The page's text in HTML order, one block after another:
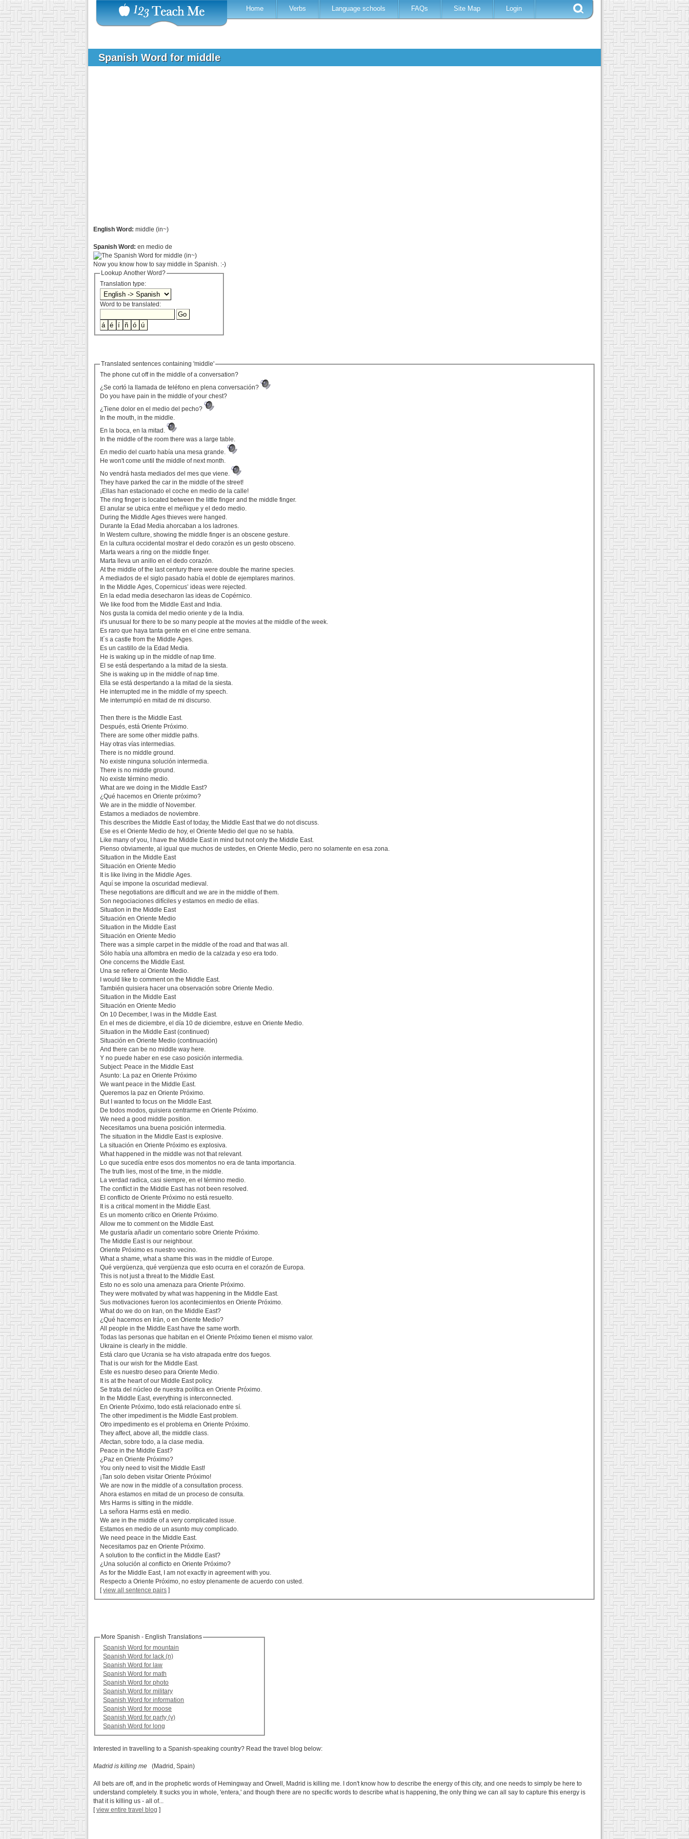
Home Verbs Language schools FAQs Site Map Login
Spanish Word for middle
English Word: middle (in~)
Spanish Word: en medio de
Now you know how to say middle in Spanish. :-)
Lookup Another Word?
Translation type:
Word to be translated:
Translated sentences containing 'middle'
The phone cut off in the middle of a conversation?
¿Se cortó la llamada de teléfono en plena conversación?
Do you have pain in the middle of your chest?
¿Tiene dolor en el medio del pecho?
In the mouth, in the middle.
En la boca, en la mitad.
In the middle of the room there was a large table.
En medio del cuarto había una mesa grande.
He won't come until the middle of next month.
No vendrá hasta mediados del mes que viene.
They have parked the car in the middle of the street!
¡Ellas han estacionado el coche en medio de la calle!
The ring finger is located between the little finger and the middle finger.
El anular se ubica entre el meñique y el dedo medio.
During the Middle Ages thieves were hanged.
Durante la Edad Media ahorcaban a los ladrones.
In Western culture, showing the middle finger is an obscene gesture.
En la cultura occidental mostrar el dedo corazón es un gesto obsceno.
Marta wears a ring on the middle finger.
Marta lleva un anillo en el dedo corazón.
At the middle of the last century there were double the marine species.
A mediados de el siglo pasado había el doble de ejemplares marinos.
In the Middle Ages, Copernicus’ ideas were rejected.
En la edad media desecharon las ideas de Copérnico.
We like food from the Middle East and India.
Nos gusta la comida del medio oriente y de la India.
it's unusual for there to be so many people at the movies at the middle of the week.
Es raro que haya tanta gente en el cine entre semana.
It´s a castle from the Middle Ages.
Es un castillo de la Edad Media.
He is waking up in the middle of nap time.
El se está despertando a la mitad de la siesta.
She is waking up in the middle of nap time.
Ella se está despertando a la mitad de la siesta.
He interrupted me in the middle of my speech.
Me interrumpió en mitad de mi discurso.
Then there is the Middle East.
Después, está Oriente Próximo.
There are some other middle paths.
Hay otras vías intermedias.
There is no middle ground.
No existe ninguna solución intermedia.
There is no middle ground.
No existe término medio.
What are we doing in the Middle East?
¿Qué hacemos en Oriente próximo?
We are in the middle of November.
Estamos a mediados de noviembre.
This describes the Middle East of today, the Middle East that we do not discuss.
Ese es el Oriente Medio de hoy, el Oriente Medio del que no se habla.
Like many of you, I have the Middle East in mind but not only the Middle East.
Pienso obviamente, al igual que muchos de ustedes, en Oriente Medio, pero no solamente en esa zona.
Situation in the Middle East
Situación en Oriente Medio
It is like living in the Middle Ages.
Aquí se impone la oscuridad medieval.
These negotiations are difficult and we are in the middle of them.
Son negociaciones difíciles y estamos en medio de ellas.
Situation in the Middle East
Situación en Oriente Medio
Situation in the Middle East
Situación en Oriente Medio
There was a simple carpet in the middle of the road and that was all.
Sólo había una alfombra en medio de la calzada y eso era todo.
One concerns the Middle East.
Una se refiere al Oriente Medio.
I would like to comment on the Middle East.
También quisiera hacer una observación sobre Oriente Medio.
Situation in the Middle East
Situación en Oriente Medio
On 10 December, I was in the Middle East.
En el mes de diciembre, el día 10 de diciembre, estuve en Oriente Medio.
Situation in the Middle East (continued)
Situación en Oriente Medio (continuación)
And there can be no middle way here.
Y no puede haber en ese caso posición intermedia.
Subject: Peace in the Middle East
Asunto: La paz en Oriente Próximo
We want peace in the Middle East.
Queremos la paz en Oriente Próximo.
But I wanted to focus on the Middle East.
De todos modos, quisiera centrarme en Oriente Próximo.
We need a good middle position.
Necesitamos una buena posición intermedia.
The situation in the Middle East is explosive.
La situación en Oriente Próximo es explosiva.
What happened in the middle was not that relevant.
Lo que sucedía entre esos dos momentos no era de tanta importancia.
The truth lies, most of the time, in the middle.
La verdad radica, casi siempre, en el término medio.
The conflict in the Middle East has not been resolved.
El conflicto de Oriente Próximo no está resuelto.
It is a critical moment in the Middle East.
Es un momento crítico en Oriente Próximo.
Allow me to comment on the Middle East.
Me gustaría añadir un comentario sobre Oriente Próximo.
The Middle East is our neighbour.
Oriente Próximo es nuestro vecino.
What a shame, what a shame this was in the middle of Europe.
Qué vergüenza, qué vergüenza que esto ocurra en el corazón de Europa.
This is not just a threat to the Middle East.
Esto no es solo una amenaza para Oriente Próximo.
They were motivated by what was happening in the Middle East.
Sus motivaciones fueron los acontecimientos en Oriente Próximo.
What do we do on Iran, on the Middle East?
¿Qué hacemos en Irán, o en Oriente Medio?
All people in the Middle East have the same worth.
Todas las personas que habitan en el Oriente Próximo tienen el mismo valor.
Ukraine is clearly in the middle.
Está claro que Ucrania se ha visto atrapada entre dos fuegos.
That is our wish for the Middle East.
Este es nuestro deseo para Oriente Medio.
It is at the heart of our Middle East policy.
Se trata del núcleo de nuestra política en Oriente Próximo.
In the Middle East, everything is interconnected.
En Oriente Próximo, todo está relacionado entre sí.
The other impediment is the Middle East problem.
Otro impedimento es el problema en Oriente Próximo.
They affect, above all, the middle class.
Afectan, sobre todo, a la clase media.
Peace in the Middle East?
¿Paz en Oriente Próximo?
You only need to visit the Middle East!
¡Tan solo deben visitar Oriente Próximo!
We are now in the middle of a consultation process.
Ahora estamos en mitad de un proceso de consulta.
Mrs Harms is sitting in the middle.
La señora Harms está en medio.
We are in the middle of a very complicated issue.
Estamos en medio de un asunto muy complicado.
We need peace in the Middle East.
Necesitamos paz en Oriente Próximo.
A solution to the conflict in the Middle East?
¿Una solución al conflicto en Oriente Próximo?
As for the Middle East, I am not exactly in agreement with you.
Respecto a Oriente Próximo, no estoy plenamente de acuerdo con usted.
[view all sentence pairs ]
More Spanish - English Translations
Spanish Word for mountain
Spanish Word for lack (n)
Spanish Word for law
Spanish Word for math
Spanish Word for photo
Spanish Word for military
Spanish Word for information
Spanish Word for moose
Spanish Word for party (v)
Spanish Word for long
Interested in travelling to a Spanish-speaking country? Read the travel blog below:
Madrid is killing me (Madrid, Spain)
All bets are off, and in the prophetic words of Hemingway and Orwell, Madrid is killing me. I don't know how to describe the energy of this city, and one needs to simply be here to
understand completely. It sucks you in whole, 'entera,' and though there are no specific words to describe what is happening, the only thing we can all say to capture this energy is
that it is killing us - all of...
[view entire travel blog ]